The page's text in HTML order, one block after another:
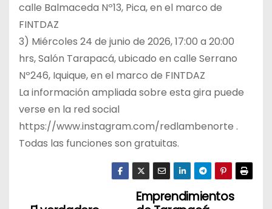
calle Balmaceda Nº13, Pica, en el marco de
FINTDAZ
3) Miércoles 24 de junio de 2026, 17:00 a 20:00
hrs, Salón Tarapacá, ubicado en calle Serrano
Nº246, Iquique, en el marco de FINTDAZ
La información ampliada sobre esta gira puede
verse en la red social
https://www.instagram.com/redlambenorte .
Todas las funciones son gratuitas.
N
Emprendimientos